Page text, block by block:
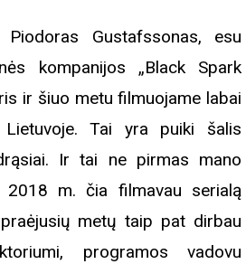
Gustafssonas, esu
kompanijos „Black Spark
ir šiuo metu filmuojame labai
Tai yra puiki šalis
Ir tai ne pirmas mano
2018 m. čia filmavau serialą
metų taip pat dirbau
programos vadovu